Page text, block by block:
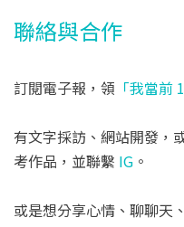
聯絡與合作
訂閱電子報，領 「我當前
有文字採訪、網站開發，
考作品，並聯繫 IG 。
或是想分享心情、聊聊天